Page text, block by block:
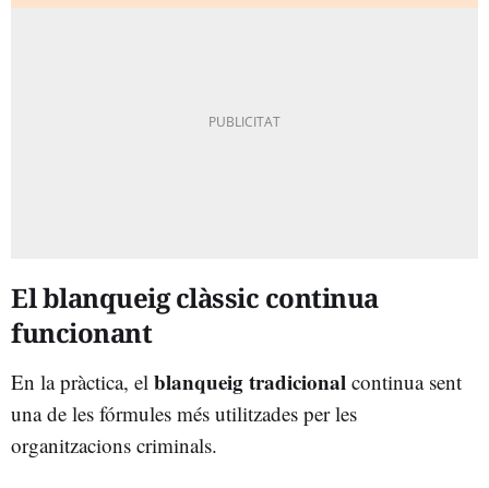
El blanqueig clàssic continua
funcionant
En la pràctica, el blanqueig tradicional continua sent
una de les fórmules més utilitzades per les
organitzacions criminals.